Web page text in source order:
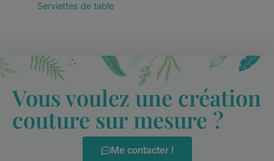
Serviettes de table
Vous voulez une création
couture sur mesure ?
Me contacter !